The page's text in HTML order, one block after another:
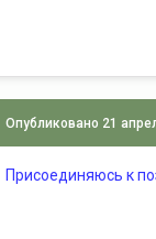
Опубликовано 21
Присоединяюсь к